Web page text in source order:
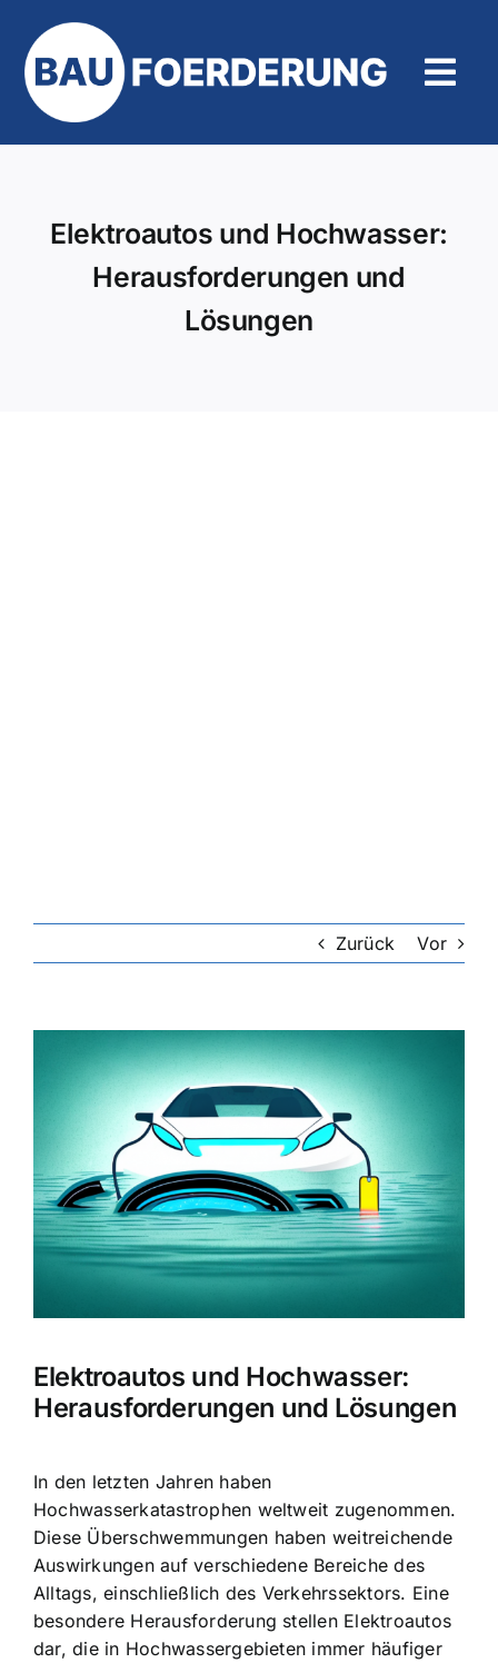
Inhalt
springen
Elektroautos und Hochwasser:
Herausforderungen und
Lösungen
Zurück Vor
grösseres
Elektroautos und Hochwasser:
Herausforderungen und Lösungen
In den letzten Jahren haben
Hochwasserkatastrophen weltweit zugenommen.
Diese Überschwemmungen haben weitreichende
Auswirkungen auf verschiedene Bereiche des
Alltags, einschließlich des Verkehrssektors. Eine
besondere Herausforderung stellen Elektroautos
dar, die in Hochwassergebieten immer häufiger